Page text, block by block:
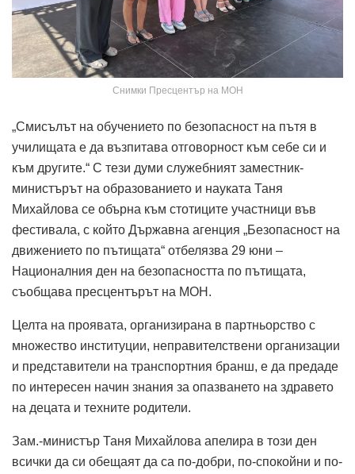
Снимки Пресцентър на МОН
„Смисълът на обучението по безопасност на пътя в
училищата е да възпитава отговорност към себе си и
към другите.“ С тези думи служебният заместник-
министърът на образованието и науката Таня
Михайлова се обърна към стотиците участници във
фестивала, с който Държавна агенция „Безопасност на
движението по пътищата“ отбелязва 29 юни –
Националния ден на безопасността по пътищата,
съобщава пресцентърът на МОН.
Целта на проявата, организирана в партньорство с
множество институции, неправителствени организации
и представители на транспортния бранш, е да предаде
по интересен начин знания за опазването на здравето
на децата и техните родители.
Зам.-министър Таня Михайлова апелира в този ден
всички да си обещаят да са по-добри, по-спокойни и по-